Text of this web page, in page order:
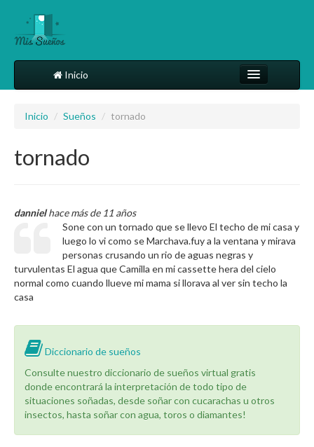
Inicio
Más
Inicio / Sueños / tornado
tornado
dannielhace más de 11 años
Sone con un tornado que se llevo El techo de mi casa y
luego lo vi como se Marchava.fuy a la ventana y mirava
personas crusando un rio de aguas negras y
turvulentas El agua que Camilla en mi cassette hera del cielo
normal como cuando llueve mi mama si llorava al ver sin techo la
casa
Diccionario de sueños
Consulte nuestro diccionario de sueños virtual gratis
donde encontrará la interpretación de todo tipo de
situaciones soñadas, desde soñar con cucarachas u otros
insectos, hasta soñar con agua, toros o diamantes!